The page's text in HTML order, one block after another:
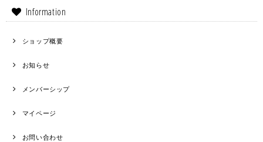
Information
ショップ概要
お知らせ
メンバーシップ
マイページ
お問い合わせ